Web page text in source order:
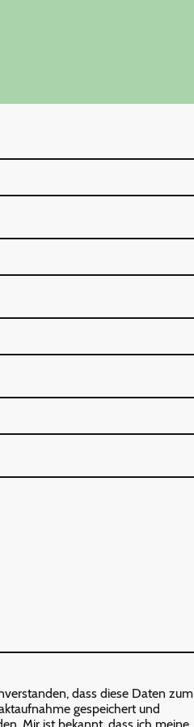
dass diese Daten zum
gespeichert und